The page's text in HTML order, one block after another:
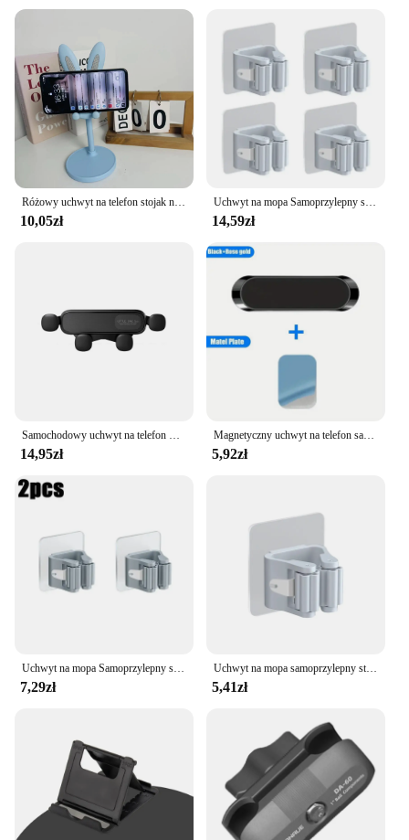
Różowy uchwyt na telefon stojak na telefon komórkowy do iPhone'a 13 14 Samsung Smartphone regulowany piękny królik Cartoon Table
10,05zł
Uchwyt na mopa Samoprzylepny stojak na miotły Naścienny wspornik na mopa Wieszak na szczotkę do zamiatania Organizer do przechowywania Łazienka Akcesoria kuchenne
14,59zł
Samochodowy uchwyt na telefon Grawitacyjny samochodowy uchwyt na telefon komórkowy do iPhone'a 16 15 14 13 Samsung Xiaomi Air Vent Mount Uniwersalny samochodowy stojak na telefon
14,95zł
Magnetyczny uchwyt na telefon samochodowy uniwersalny uchwyt samochodowy do uchwytu na telefon komórkowy GPS wspornik samochodowy dla iPhone Huawei Samsung Xiaomi
5,92zł
Uchwyt na mopa Samoprzylepny stojak na miotły Naścienny wspornik na mopa Wieszak na szczotkę do zamiatania Organizer do przechowywania Łazienka Akcesoria kuchenne
7,29zł
Uchwyt na mopa samoprzylepny stojak na miotły montowany na ścianie Mop do zamiatania pędzel schowek na haki Organizer łazienkowy akcesoria kuchenne
5,41zł